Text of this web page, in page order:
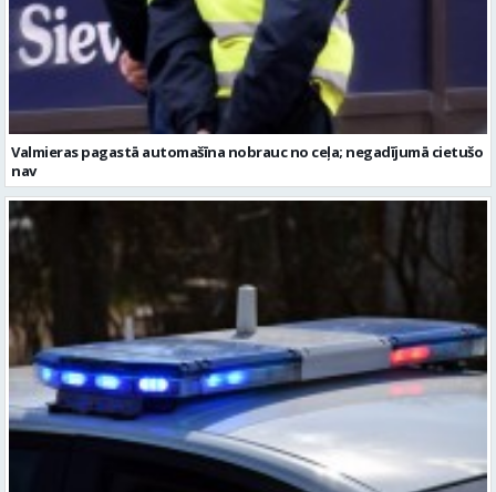
Valmieras pagastā automašīna nobrauc no ceļa; negadījumā cietušo
nav